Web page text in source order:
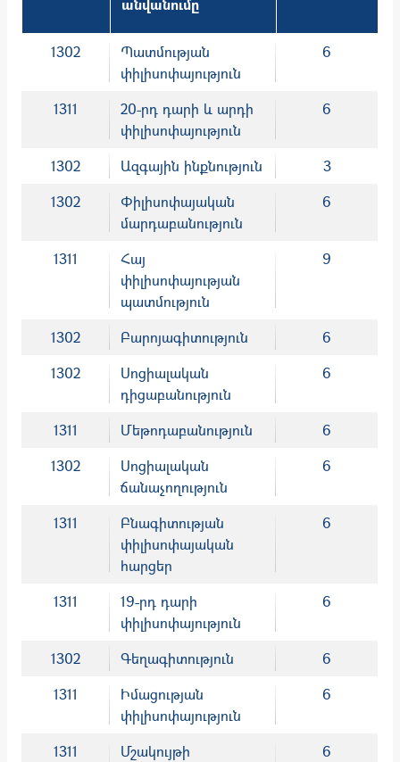
անվանումը
1302
Պատմության
փիլիսոփայություն
6
1311
20-րդ դարի և արդի
փիլիսոփայություն
6
1302 Ազգային ինքնություն
3
1302
Փիլիսոփայական
մարդաբանություն
6
1311
Հայ
փիլիսոփայության
պատմություն
9
1302 Բարոյագիտություն
6
1302
Սոցիալական
դիցաբանություն
6
1311 Մեթոդաբանություն
6
1302
Սոցիալական
ճանաչողություն
6
1311
Բնագիտության
փիլիսոփայական
հարցեր
6
1311
19-րդ դարի
փիլիսոփայություն
6
1302 Գեղագիտություն
6
1311
Իմացության
փիլիսոփայություն
6
1311
Մշակույթի
6